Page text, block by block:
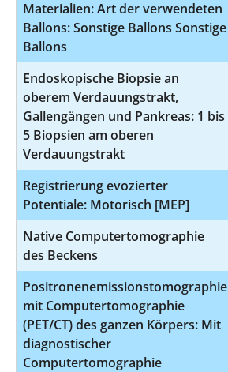
Materialien: Art der verwendeten
Ballons: Sonstige Ballons Sonstige
Ballons
Endoskopische Biopsie an
oberem Verdauungstrakt,
Gallengängen und Pankreas: 1 bis
5 Biopsien am oberen
Verdauungstrakt
Registrierung evozierter
Potentiale: Motorisch [MEP]
Native Computertomographie
des Beckens
Positronenemissionstomographie
mit Computertomographie
(PET/CT) des ganzen Körpers: Mit
diagnostischer
Computertomographie